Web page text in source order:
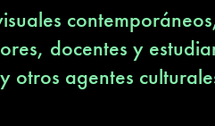
docentes y
otros agentes